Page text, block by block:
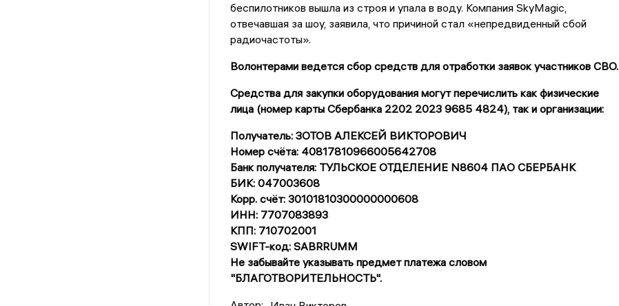
беспилотников вышла из строя и упала в воду. Компания SkyMagic,
отвечавшая за шоу, заявила, что причиной стал «непредвиденный сбой
радиочастоты».
Волонтерами ведется сбор средств для отработки заявок участников СВО.
Средства для закупки оборудования могут перечислить как физические
лица (номер карты Сбербанка 2202 2023 9685 4824), так и организации:
Получатель: ЗОТОВ АЛЕКСЕЙ ВИКТОРОВИЧ
Номер счёта: 40817810966005642708
Банк получателя: ТУЛЬСКОЕ ОТДЕЛЕНИЕ N8604 ПАО СБЕРБАНК
БИК: 047003608
Корр. счёт: 30101810300000000608
ИНН: 7707083893
КПП: 710702001
SWIFT-код: SABRRUMM
Не забывайте указывать предмет платежа словом
"БЛАГОТВОРИТЕЛЬНОСТЬ".